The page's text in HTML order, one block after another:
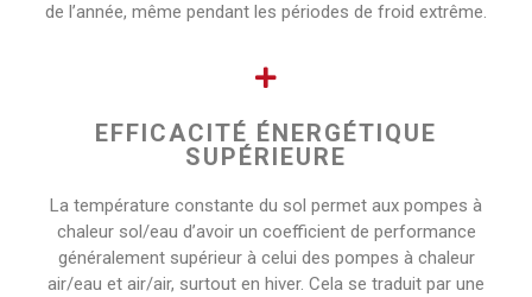
de l’année, même pendant les périodes de froid extrême.
EFFICACITÉ ÉNERGÉTIQUE
SUPÉRIEURE
La température constante du sol permet aux pompes à
chaleur sol/eau d’avoir un coefficient de performance
généralement supérieur à celui des pompes à chaleur
air/eau et air/air, surtout en hiver. Cela se traduit par une